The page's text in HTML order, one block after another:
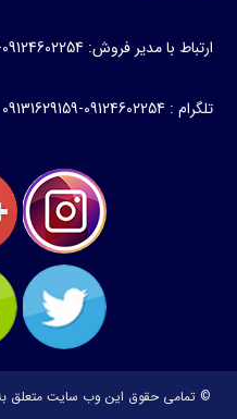
ارتباط با مدیر فروش: 09124602254-09131629159
تلگرام : 09124602254-09131629159
© تمامی حقوق این وب سایت متعلق به